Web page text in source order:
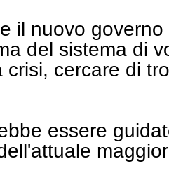
il nuovo
del sistema di
crisi, cercare di
essere